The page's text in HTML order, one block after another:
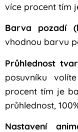
více procent tím
Barva pozadí
vhodnou barvu
Průhlednost
posuvníku
procent tím je
průhlednost,
Nastavení